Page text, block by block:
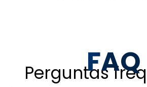
FAQ
Perguntas